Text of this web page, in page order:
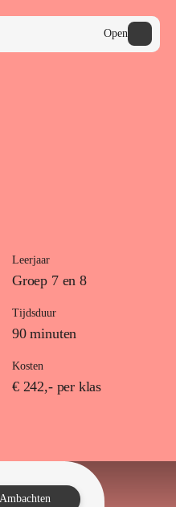
Open
Leerjaar
Groep 7 en 8
Tijdsduur
90 minuten
Kosten
€ 242,- per klas